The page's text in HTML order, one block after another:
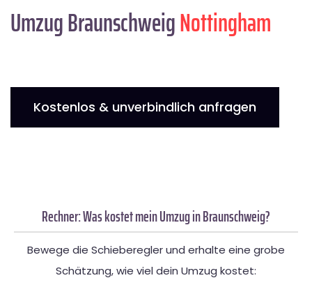
Umzug BraunschweigNottingham
Kostenlos & unverbindlich anfragen
Rechner: Was kostet mein Umzug in Braunschweig?
Bewege die Schieberegler und erhalte eine grobe
Schätzung, wie viel dein Umzug kostet: